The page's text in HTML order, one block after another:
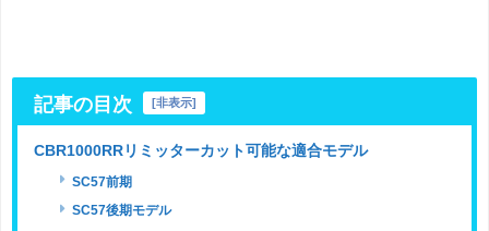
記事の目次 [非表示]
CBR1000RRリミッターカット可能な適合モデル
SC57前期
SC57後期モデル